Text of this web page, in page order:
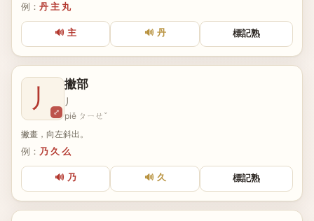
例： 丹 主 丸
🔊 主 🔊 丹 標記熟
丿⤢
撇部
丿
piě ㄆㄧㄝˇ
撇畫，向左斜出。
例： 乃 久 么
🔊 乃 🔊 久 標記熟